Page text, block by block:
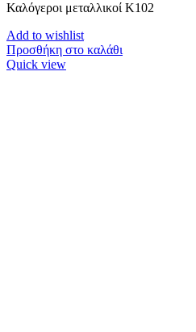
Καλόγεροι μεταλλικοί K102
Add to wishlist
Προσθήκη στο καλάθι
Quick view